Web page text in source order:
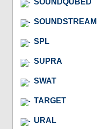
SOUNDSTREAM
SPL
SUPRA
SWAT
TARGET
URAL